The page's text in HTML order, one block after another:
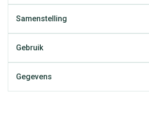
Samenstelling
Gebruik
Gegevens